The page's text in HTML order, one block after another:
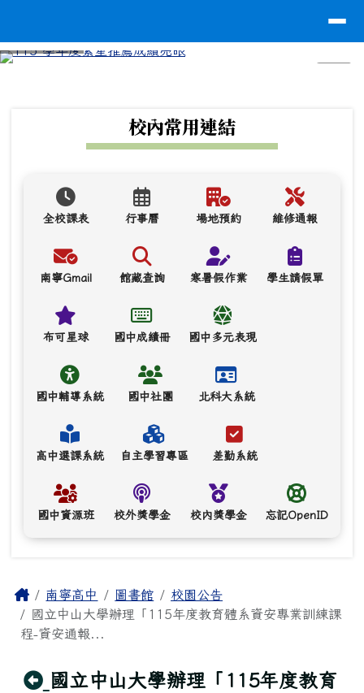
校內常用連結
全校課表 行事曆 場地預約 維修通報
南寧Gmail 館藏查詢 寒暑假作業 學生請假單
布可星球 國中成績冊 國中多元表現
國中輔導系統 國中社團 北科大系統
高中選課系統 自主學習專區 差勤系統
國中資源班 校外獎學金 校內獎學金 忘記OpenID
主內容區域
Home南寧高中 圖書館
校園公告
國立中山大學辦理「115年度教育體系資安專業訓練課
程-資安通報...
回上頁
國立中山大學辦理「115年度教育